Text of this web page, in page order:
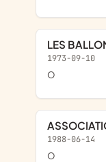
LES
1973-09-10
o
1988-06-14
o